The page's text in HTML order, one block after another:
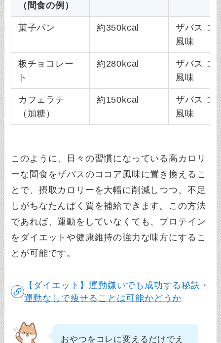
（間食の例）
菓子パン 約350kcal
ザバス コ
風味
板チョコレー
ト
約280kcal
ザバス コ
風味
カフェラテ
（加糖）
約150kcal
ザバス コ
風味
このように、日々の習慣になっている高カロリ
ーな間食をザバスのココア風味に置き換えるこ
とで、摂取カロリーを大幅に削減しつつ、不足
しがちなたんぱく質を補給できます。この方法
であれば、運動をしていなくても、プロテイン
をダイエットや健康維持の強力な味方にするこ
とが可能です。
【ダイエット】運動嫌いでも成功する秘訣・
運動なしで痩せることは可能かどうか
おやつをコレに変えるだけでえ